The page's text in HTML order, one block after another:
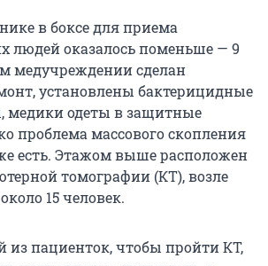
в боксе для приема
людей оказалось поменьше — 9
медучреждении сделан
установлены бактерицидные
медики одеты в защитные
проблема массового скопления
есть. Этажом выше расположен
томографии (КТ), возле
15 человек.
из пациенток, чтобы пройти КТ,